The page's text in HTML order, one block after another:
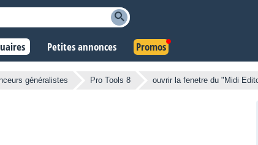
Petites annonces Promos
généralistes Pro Tools 8 ouvrir la fenetre du "Midi